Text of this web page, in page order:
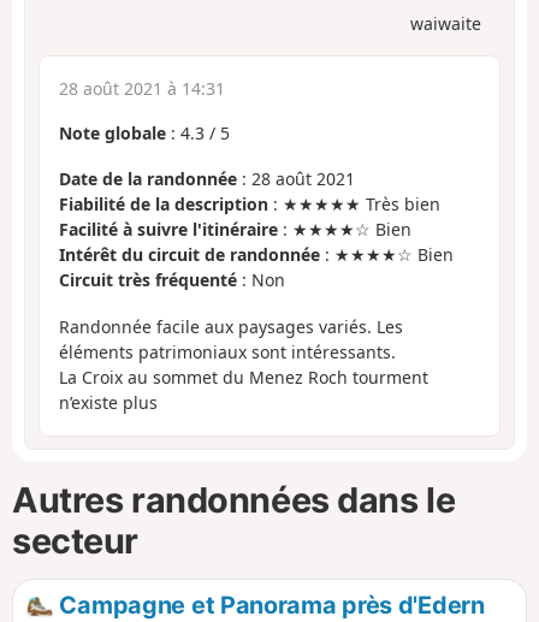
waiwaite
28 août 2021 à 14:31
Note globale : 4.3 / 5
Date de la randonnée : 28 août 2021
Fiabilité de la description : ★★★★★ Très bien
Facilité à suivre l'itinéraire : ★★★★☆ Bien
Intérêt du circuit de randonnée : ★★★★☆ Bien
Circuit très fréquenté : Non
Randonnée facile aux paysages variés. Les
éléments patrimoniaux sont intéressants.
La Croix au sommet du Menez Roch tourment
n’existe plus
Autres randonnées dans le
secteur
Campagne et Panorama près d'Edern